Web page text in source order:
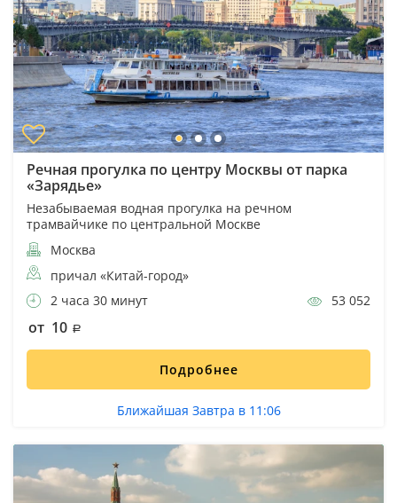
Речная прогулка по центру Москвы от парка
«Зарядье»
Незабываемая водная прогулка на речном
трамвайчике по центральной Москве
Москва
причал «Китай-город»
2 часа 30 минут
53 052
от 10
Подробнее
Ближайшая Завтра в 11:06